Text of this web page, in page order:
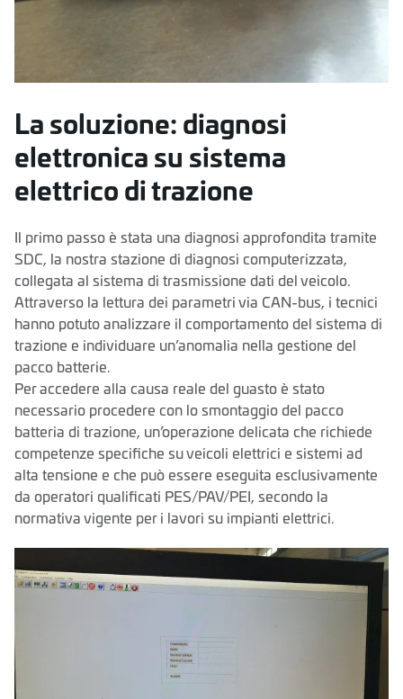
La soluzione: diagnosi
elettronica su sistema
elettrico di trazione
Il primo passo è stata una diagnosi approfondita tramite
SDC, la nostra stazione di diagnosi computerizzata,
collegata al sistema di trasmissione dati del veicolo.
Attraverso la lettura dei parametri via CAN-bus, i tecnici
hanno potuto analizzare il comportamento del sistema di
trazione e individuare un’anomalia nella gestione del
pacco batterie.
Per accedere alla causa reale del guasto è stato
necessario procedere con lo smontaggio del pacco
batteria di trazione, un’operazione delicata che richiede
competenze specifiche su veicoli elettrici e sistemi ad
alta tensione e che può essere eseguita esclusivamente
da operatori qualificati PES/PAV/PEI, secondo la
normativa vigente per i lavori su impianti elettrici.